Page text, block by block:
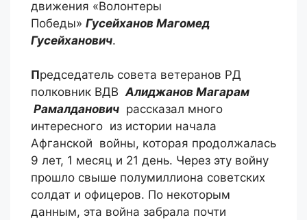
движения «Волонтеры
Победы» Гусейханов Магомед
Гусейханович.
Председатель совета ветеранов РД
полковник ВДВАлиджанов Магарам
Рамалданович рассказал много
интересного из истории начала
Афганской войны, которая продолжалась
9 лет, 1 месяц и 21 день. Через эту войну
прошло свыше полумиллиона советских
солдат и офицеров. По некоторым
данным, эта война забрала почти